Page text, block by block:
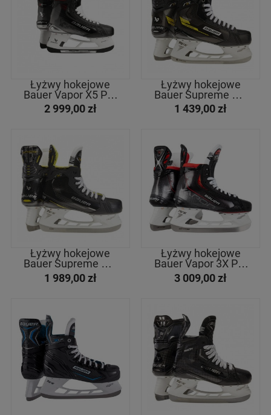
Łyżwy hokejowe
Bauer Vapor X5 Pro
Sr
2 999,00 zł
Łyżwy hokejowe
Bauer Supreme M3
Int
1 439,00 zł
Łyżwy hokejowe
Bauer Supreme M4
Int
1 989,00 zł
Łyżwy hokejowe
Bauer Vapor 3X Pro
Int
3 009,00 zł